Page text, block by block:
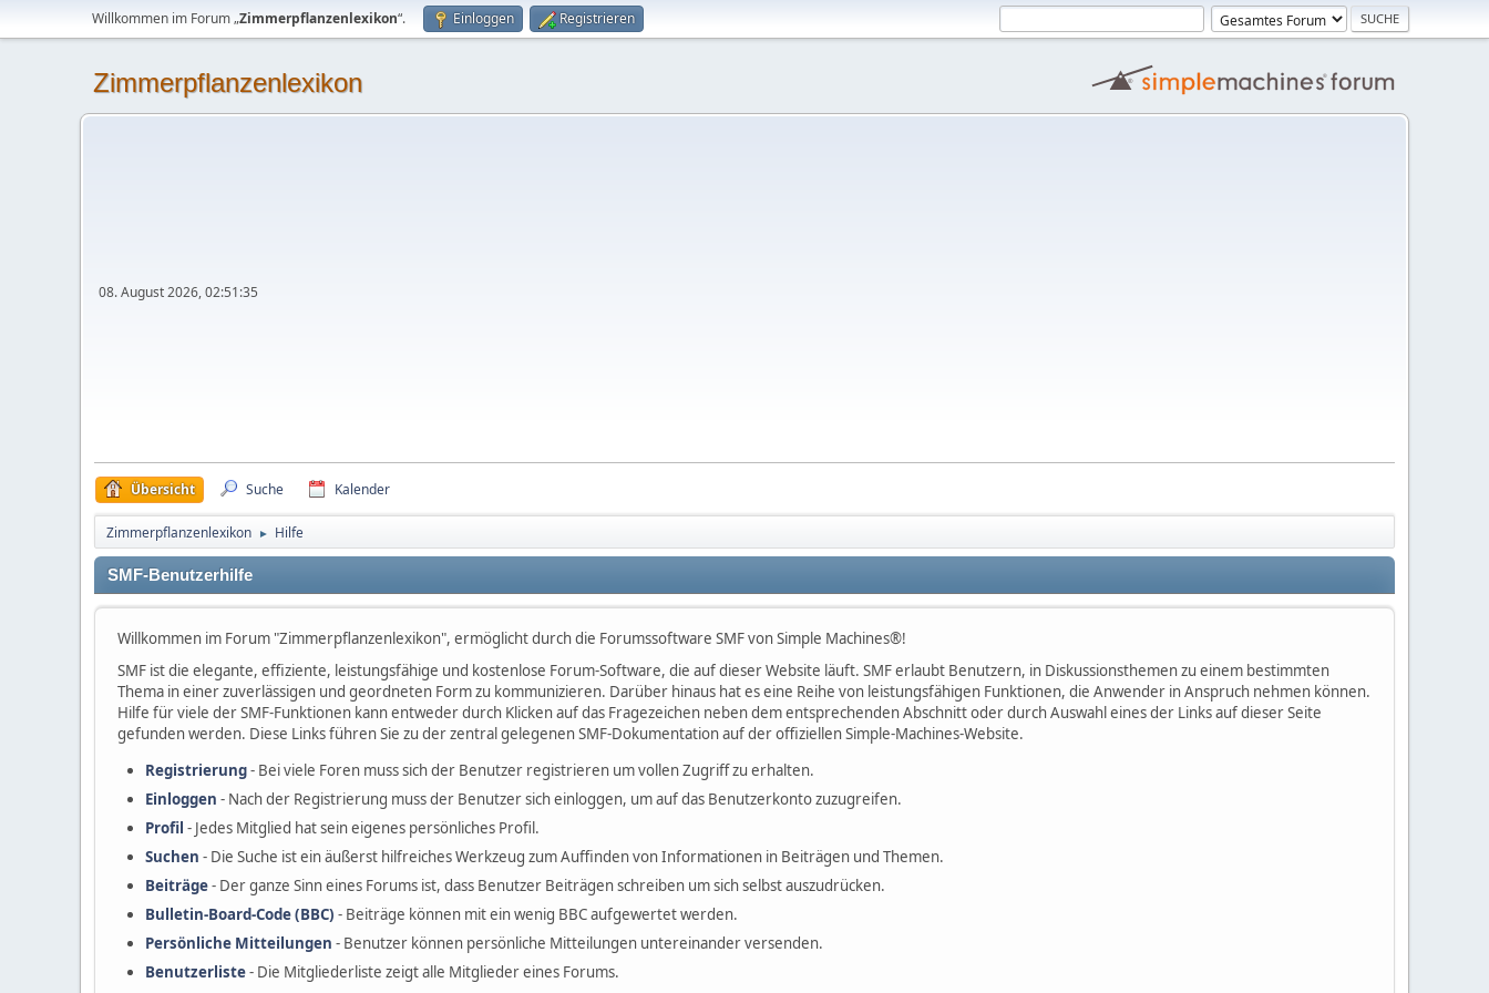
Willkommen im Forum „Zimmerpflanzenlexikon“. Einloggen Registrieren
Zimmerpflanzenlexikon
08. August 2026, 02:51:35
Übersicht Suche Kalender
Zimmerpflanzenlexikon ► Hilfe
SMF-Benutzerhilfe
Willkommen im Forum "Zimmerpflanzenlexikon", ermöglicht durch die Forumssoftware SMF von Simple Machines®!
SMF ist die elegante, effiziente, leistungsfähige und kostenlose Forum-Software, die auf dieser Website läuft. SMF erlaubt Benutzern, in Diskussionsthemen zu einem bestimmten
Thema in einer zuverlässigen und geordneten Form zu kommunizieren. Darüber hinaus hat es eine Reihe von leistungsfähigen Funktionen, die Anwender in Anspruch nehmen können.
Hilfe für viele der SMF-Funktionen kann entweder durch Klicken auf das Fragezeichen neben dem entsprechenden Abschnitt oder durch Auswahl eines der Links auf dieser Seite
gefunden werden. Diese Links führen Sie zu der zentral gelegenen SMF-Dokumentation auf der offiziellen Simple-Machines-Website.
Registrierung- Bei viele Foren muss sich der Benutzer registrieren um vollen Zugriff zu erhalten.
Einloggen - Nach der Registrierung muss der Benutzer sich einloggen, um auf das Benutzerkonto zuzugreifen.
Profil - Jedes Mitglied hat sein eigenes persönliches Profil.
Suchen - Die Suche ist ein äußerst hilfreiches Werkzeug zum Auffinden von Informationen in Beiträgen und Themen.
Beiträge- Der ganze Sinn eines Forums ist, dass Benutzer Beiträgen schreiben um sich selbst auszudrücken.
Bulletin-Board-Code (BBC) - Beiträge können mit ein wenig BBC aufgewertet werden.
Persönliche Mitteilungen - Benutzer können persönliche Mitteilungen untereinander versenden.
Benutzerliste- Die Mitgliederliste zeigt alle Mitglieder eines Forums.